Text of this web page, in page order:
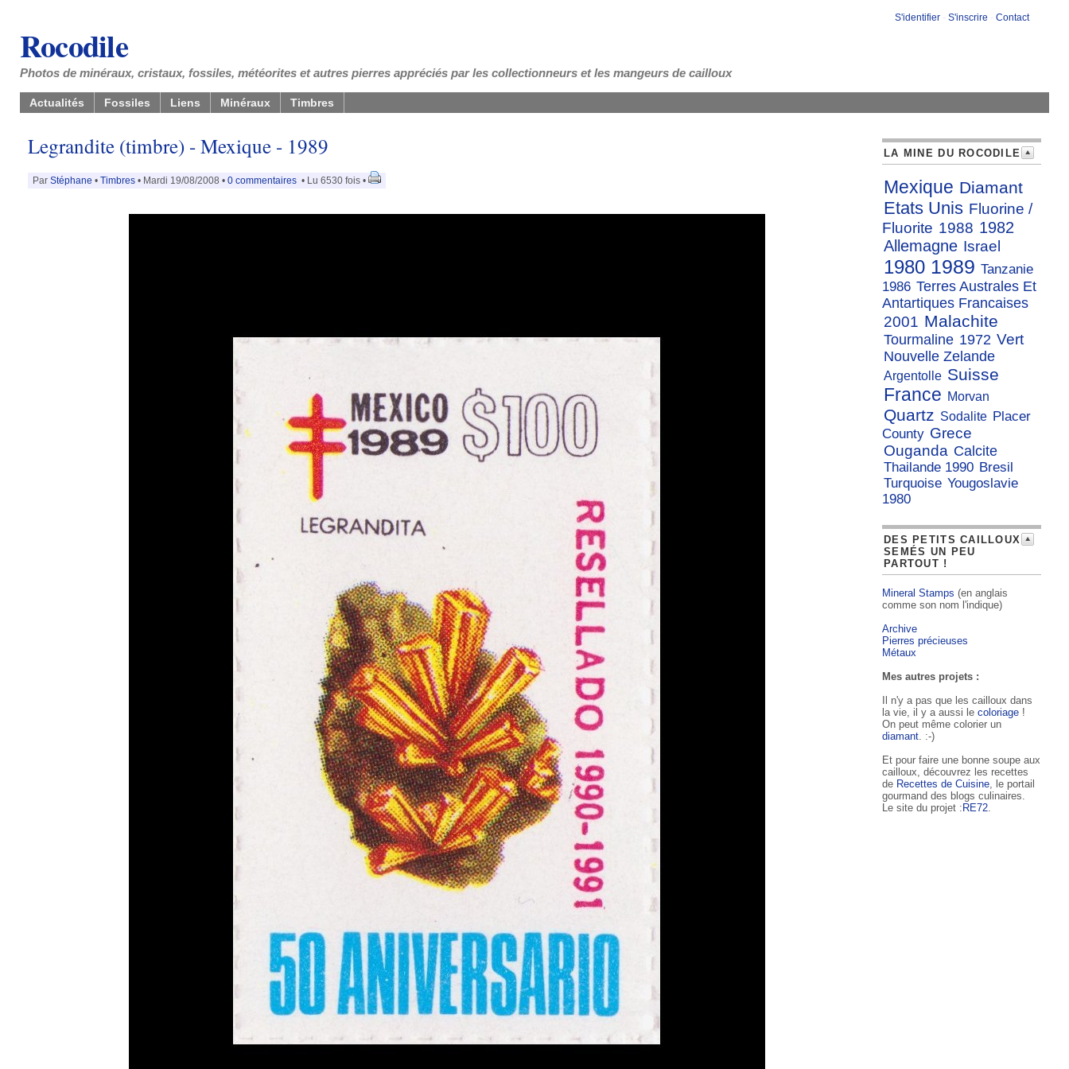
S'identifier - S'inscrire - Contact
Rocodile
Photos de minéraux, cristaux, fossiles, météorites et autres pierres appréciés par les collectionneurs et les mangeurs de cailloux
Actualités Fossiles Liens Minéraux Timbres
Legrandite (timbre) - Mexique - 1989
Par Stéphane • Timbres • Mardi 19/08/2008 • 0 commentaires • Lu 6530 fois •
LA MINE DU ROCODILE
Mexique Diamant
Etats Unis Fluorine /
Fluorite 1988 1982
Allemagne Israel
1980 1989 Tanzanie
1986 Terres Australes Et
Antartiques Francaises
2001 Malachite
Tourmaline 1972 Vert
Nouvelle Zelande
Argentolle Suisse
France Morvan
Quartz Sodalite Placer
County Grece
Ouganda Calcite
Thailande 1990 Bresil
Turquoise Yougoslavie
1980
DES PETITS CAILLOUX
SEMÉS UN PEU
PARTOUT !
Mineral Stamps (en anglais
comme son nom l'indique)
Archive
Pierres précieuses
Métaux
Mes autres projets :
Il n'y a pas que les cailloux dans
la vie, il y a aussi le coloriage !
On peut même colorier un
diamant. :-)
Et pour faire une bonne soupe aux
cailloux, découvrez les recettes
de Recettes de Cuisine, le portail
gourmand des blogs culinaires.
Le site du projet : RE72.